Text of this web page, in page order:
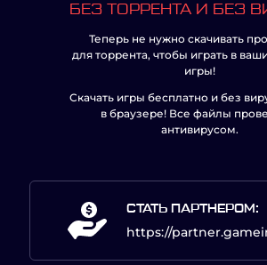
БЕЗ ТОРРЕНТА И БЕЗ
Теперь не нужно скачивать
для торрента, чтобы играть в
игры!
Скачать игры бесплатно и без
в браузере! Все файлы
антивирусом.
СТАТЬ ПАРТНЕРОМ:
https://